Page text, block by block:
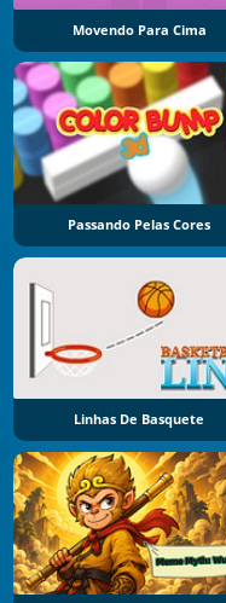
Movendo Para Cima
Passando Pelas Cores
Linhas De Basquete